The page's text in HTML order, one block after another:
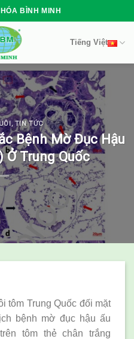
BÌNH MINH
Tiếng Việt
,TIN TỨC
Bệnh Mờ Đục Hậu
Ở Trung Quốc
tôm Trung Quốc đối mặt
bệnh mờ đục hậu ấu
tôm thẻ chân trắng